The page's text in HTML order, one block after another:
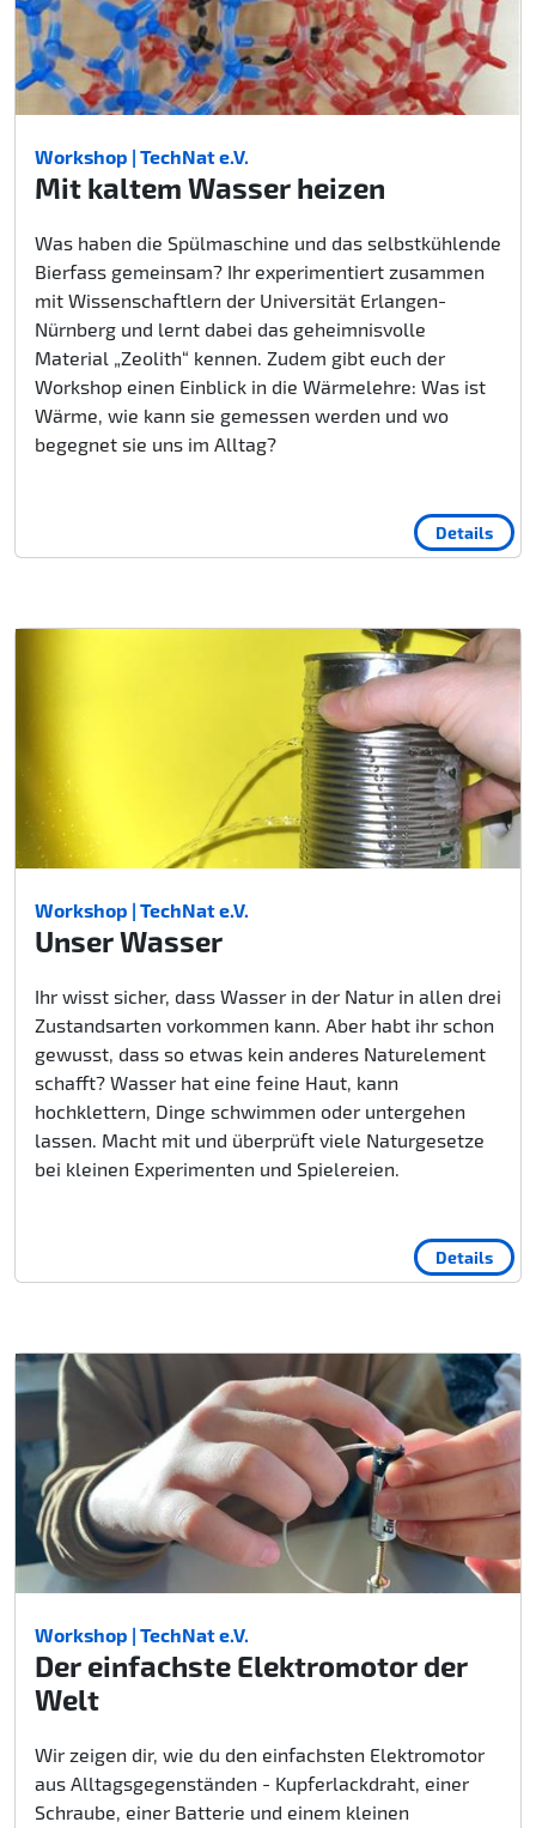
Workshop | TechNat e.V.
Mit kaltem Wasser heizen
Was haben die Spülmaschine und das selbstkühlende
Bierfass gemeinsam? Ihr experimentiert zusammen
mit Wissenschaftlern der Universität Erlangen-
Nürnberg und lernt dabei das geheimnisvolle
Material „Zeolith“ kennen. Zudem gibt euch der
Workshop einen Einblick in die Wärmelehre: Was ist
Wärme, wie kann sie gemessen werden und wo
begegnet sie uns im Alltag?
Details
Workshop | TechNat e.V.
Unser Wasser
Ihr wisst sicher, dass Wasser in der Natur in allen drei
Zustandsarten vorkommen kann. Aber habt ihr schon
gewusst, dass so etwas kein anderes Naturelement
schafft? Wasser hat eine feine Haut, kann
hochklettern, Dinge schwimmen oder untergehen
lassen. Macht mit und überprüft viele Naturgesetze
bei kleinen Experimenten und Spielereien.
Details
Workshop | TechNat e.V.
Der einfachste Elektromotor der
Welt
Wir zeigen dir, wie du den einfachsten Elektromotor
aus Alltagsgegenständen - Kupferlackdraht, einer
Schraube, einer Batterie und einem kleinen